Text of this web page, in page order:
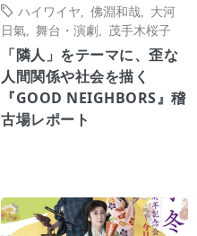
ハイワイヤ
佛淵和哉
大河
日氣
舞台・演劇 茂手木桜子
「隣人」をテーマに、歪な
人間関係や社会を描く
『GOOD NEIGHBORS』稽
古場レポート